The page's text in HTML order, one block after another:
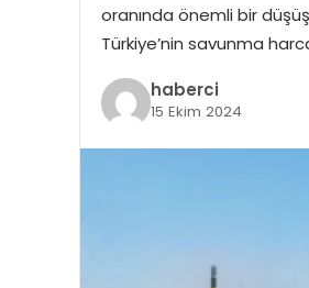
oranında önemli bir
Türkiye’nin savunma
haberci
15 Ekim 2024